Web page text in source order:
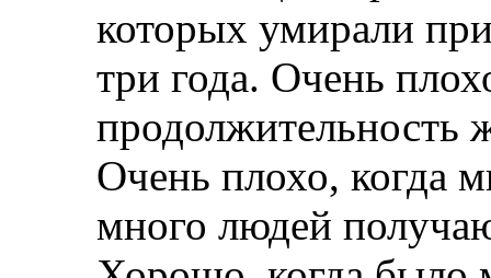
которых умирали
три года. Очень
продолжительность
Очень плохо, когда
много людей